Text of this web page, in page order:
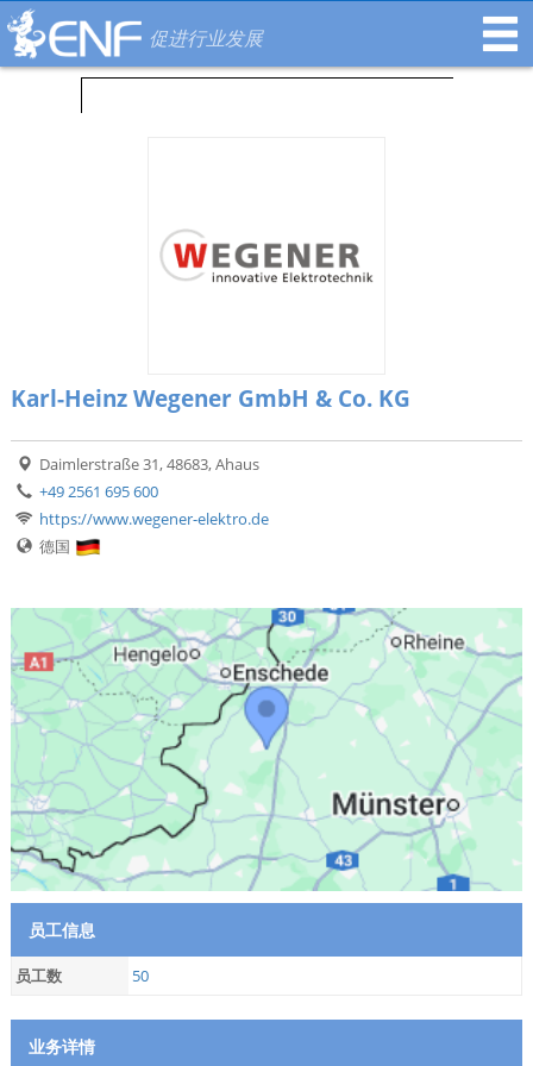
促进行业发展
Karl-Heinz Wegener GmbH & Co. KG
Daimlerstraße 31, 48683, Ahaus
+49 2561 695 600
https://www.wegener-elektro.de
德国
员工信息
员工数 50
业务详情